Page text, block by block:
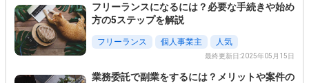
フリーランスになるには？必要な手続きや始め
方の5ステップを解説
フリーランス 個人事業主 人気
最終更新日:2025年05月15日
業務委託で副業をするには？メリットや案件の